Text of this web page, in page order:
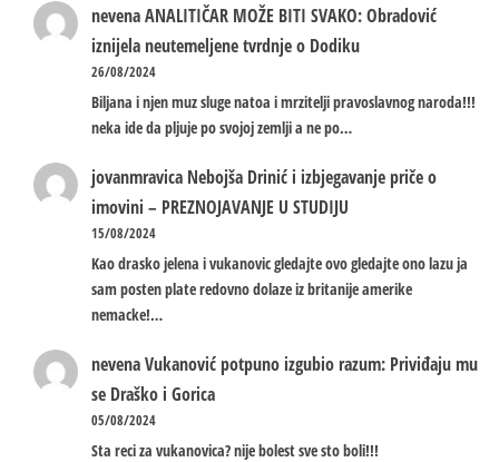
nevenaANALITIČAR MOŽE BITI SVAKO: Obradović
iznijela neutemeljene tvrdnje o Dodiku
26/08/2024
Biljana i njen muz sluge natoa i mrzitelji pravoslavnog naroda!!!
neka ide da pljuje po svojoj zemlji a ne po…
jovanmravica Nebojša Drinić i izbjegavanje priče o
imovini – PREZNOJAVANJE U STUDIJU
15/08/2024
Kao drasko jelena i vukanovic gledajte ovo gledajte ono lazu ja
sam posten plate redovno dolaze iz britanije amerike
nemacke!…
nevenaVukanović potpuno izgubio razum: Priviđaju mu
se Draško i Gorica
05/08/2024
Sta reci za vukanovica? nije bolest sve sto boli!!!